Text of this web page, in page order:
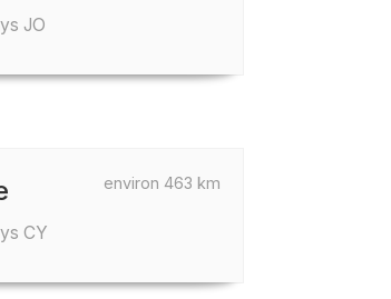
JO
environ 463 km
CY